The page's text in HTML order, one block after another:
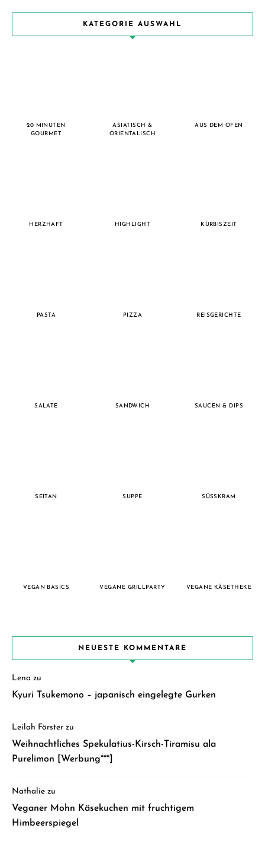
KATEGORIE AUSWAHL
20 MINUTEN
GOURMET
ASIATISCH &
ORIENTALISCH
AUS DEM OFEN
HERZHAFT HIGHLIGHT KÜRBISZEIT
PASTA PIZZA REISGERICHTE
SALATE SANDWICH SAUCEN & DIPS
SEITAN SUPPE SÜSSKRAM
VEGAN BASICS VEGANE GRILLPARTY VEGANE KÄSETHEKE
NEUESTE KOMMENTARE
Lena zu
Kyuri Tsukemono – japanisch eingelegte Gurken
Leilah Förster zu
Weihnachtliches Spekulatius-Kirsch-Tiramisu ala
Purelimon [Werbung***]
Nathalie zu
Veganer Mohn Käsekuchen mit fruchtigem
Himbeerspiegel